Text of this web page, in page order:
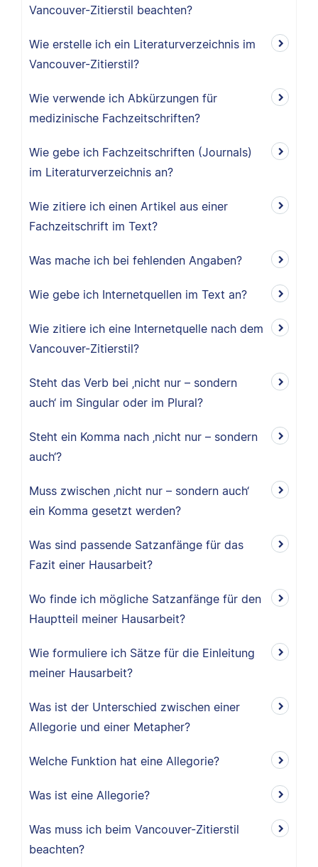
Vancouver-Zitierstil beachten?
Wie erstelle ich ein Literaturverzeichnis im
Vancouver-Zitierstil?
Wie verwende ich Abkürzungen für
medizinische Fachzeitschriften?
Wie gebe ich Fachzeitschriften (Journals)
im Literaturverzeichnis an?
Wie zitiere ich einen Artikel aus einer
Fachzeitschrift im Text?
Was mache ich bei fehlenden Angaben?
Wie gebe ich Internetquellen im Text an?
Wie zitiere ich eine Internetquelle nach dem
Vancouver-Zitierstil?
Steht das Verb bei ‚nicht nur – sondern
auch‘ im Singular oder im Plural?
Steht ein Komma nach ‚nicht nur – sondern
auch‘?
Muss zwischen ‚nicht nur – sondern auch‘
ein Komma gesetzt werden?
Was sind passende Satzanfänge für das
Fazit einer Hausarbeit?
Wo finde ich mögliche Satzanfänge für den
Hauptteil meiner Hausarbeit?
Wie formuliere ich Sätze für die Einleitung
meiner Hausarbeit?
Was ist der Unterschied zwischen einer
Allegorie und einer Metapher?
Welche Funktion hat eine Allegorie?
Was ist eine Allegorie?
Was muss ich beim Vancouver-Zitierstil
beachten?